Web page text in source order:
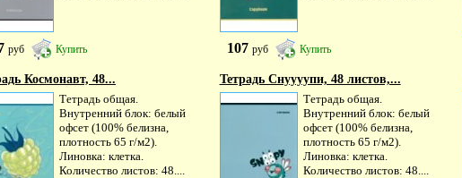
руб Купить 107 руб Купить
Космонавт, 48...
Тетрадь общая.
Внутренний блок: белый
офсет (100% белизна,
плотность 65 г/м2).
Линовка: клетка.
Количество листов: 48....
Тетрадь Снуууупи, 48 листов,...
Тетрадь общая.
Внутренний блок: белый
офсет (100% белизна,
плотность 65 г/м2).
Линовка: клетка.
Количество листов: 48....